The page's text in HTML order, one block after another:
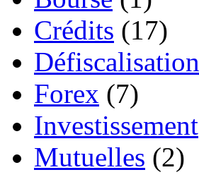
Crédits (17)
Défiscalisation
Forex (7)
Investissement
Mutuelles (2)